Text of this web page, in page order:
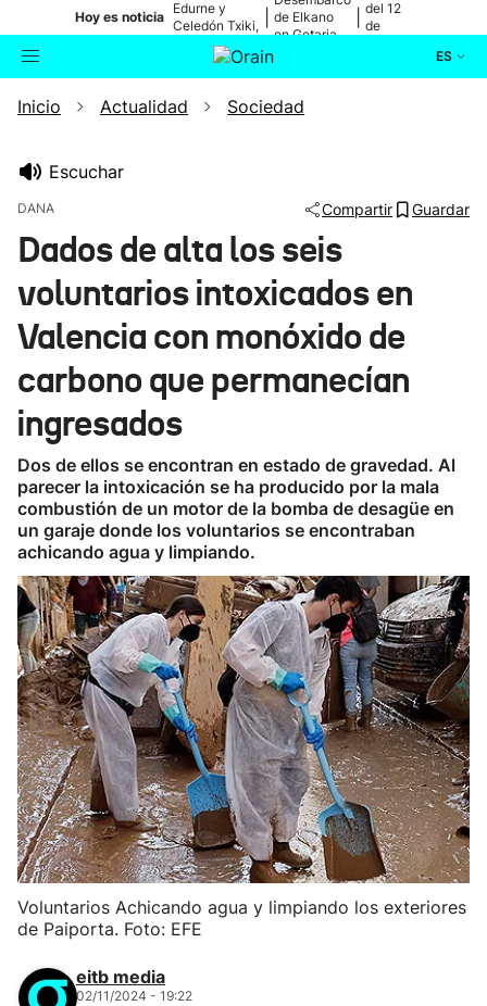
Hoy es noticia
Edurne y
Celedón Txiki,
en directo
de Elkano
en Getaria
del 12
de
ES
Buscador Actualidad
Ikusmiran
Eguraldia
Inicio Actualidad Sociedad
Escuchar
DANA Compartir Guardar
Dados de alta los seis
voluntarios intoxicados en
Valencia con monóxido de
carbono que permanecían
ingresados
Dos de ellos se encontran en estado de gravedad. Al
parecer la intoxicación se ha producido por la mala
combustión de un motor de la bomba de desagüe en
un garaje donde los voluntarios se encontraban
achicando agua y limpiando.
Voluntarios Achicando agua y limpiando los exteriores
de Paiporta. Foto: EFE
eitb media
02/11/2024 - 19:22